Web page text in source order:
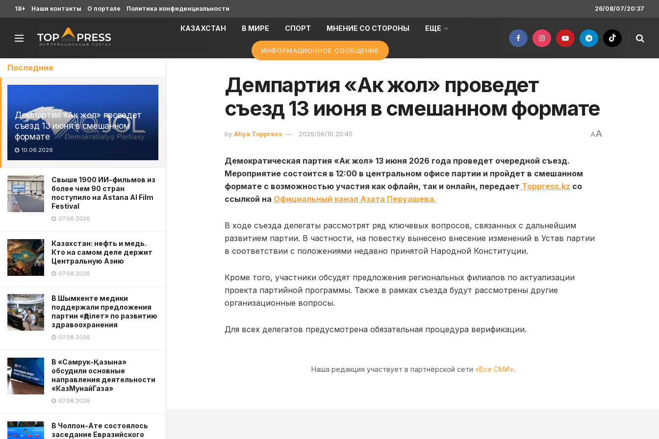
Последние
Демпартия «Ак жол» проведет
съезд 13 июня в смешанном
формате
10.06.2026
Свыше 1900 ИИ-фильмов из
более чем 90 стран
поступило на Astana AI Film
Festival
07.08.2026
Казахстан: нефть и медь.
Кто на самом деле держит
Центральную Азию
07.08.2026
В Шымкенте медики
поддержали предложения
партии «Әділет» по развитию
здравоохранения
07.08.2026
В «Самрук-Қазына»
обсудили основные
направления деятельности
«КазМунайГаза»
07.08.2026
В Чолпон-Ате состоялось
заседание Евразийского
18+ Наши контакты О портале Политика конфиденциальности 26/08/07/20:37
КАЗАХСТАН В МИРЕ СПОРТ МНЕНИЕ СО СТОРОНЫ ЕЩЕ
ИНФОРМАЦИОННОЕ СООБЩЕНИЕ
Демпартия «Ак жол» проведет
съезд 13 июня в смешанном формате
by Aliya Toppress 2026/06/10 20:45 AA
Демократическая партия «Ак жол» 13 июня 2026 года проведет очередной съезд.
Мероприятие состоится в 12:00 в центральном офисе партии и пройдет в смешанном
формате с возможностью участия как офлайн, так и онлайн, передает Toppress.kz со
ссылкой на Официальный канал Азата Перуашева.
В ходе съезда делегаты рассмотрят ряд ключевых вопросов, связанных с дальнейшим
развитием партии. В частности, на повестку вынесено внесение изменений в Устав партии
в соответствии с положениями недавно принятой Народной Конституции.
Кроме того, участники обсудят предложения региональных филиалов по актуализации
проекта партийной программы. Также в рамках съезда будут рассмотрены другие
организационные вопросы.
Для всех делегатов предусмотрена обязательная процедура верификации.
Наша редакция участвует в партнёрской сети «Все СМИ».